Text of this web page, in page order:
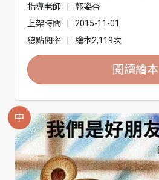
指導老師
郭姿杏
上架時間
2015-11-01
總點閱率
繪本2,119次
閱讀繪本
中